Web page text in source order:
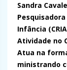
Sandra
Infância
Atividade no
Atua na
ministrando